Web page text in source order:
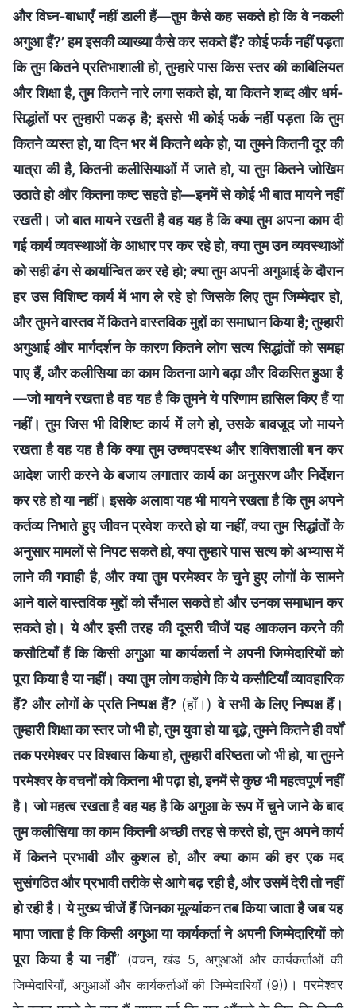
और विघ्न-बाधाएँ नहीं डाली हैं—तुम कैसे कह सकते हो कि वे नकली
अगुआ हैं?’ हम इसकी व्याख्या कैसे कर सकते हैं? कोई फर्क नहीं पड़ता
कि तुम कितने प्रतिभाशाली हो, तुम्हारे पास किस स्तर की काबिलियत
और शिक्षा है, तुम कितने नारे लगा सकते हो, या कितने शब्द और धर्म-
सिद्धांतों पर तुम्हारी पकड़ है; इससे भी कोई फर्क नहीं पड़ता कि तुम
कितने व्यस्त हो, या दिन भर में कितने थके हो, या तुमने कितनी दूर की
यात्रा की है, कितनी कलीसियाओं में जाते हो, या तुम कितने जोखिम
उठाते हो और कितना कष्ट सहते हो—इनमें से कोई भी बात मायने नहीं
रखती। जो बात मायने रखती है वह यह है कि क्या तुम अपना काम दी
गई कार्य व्यवस्थाओं के आधार पर कर रहे हो, क्या तुम उन व्यवस्थाओं
को सही ढंग से कार्यान्वित कर रहे हो; क्या तुम अपनी अगुआई के दौरान
हर उस विशिष्ट कार्य में भाग ले रहे हो जिसके लिए तुम जिम्मेदार हो,
और तुमने वास्तव में कितने वास्तविक मुद्दों का समाधान किया है; तुम्हारी
अगुआई और मार्गदर्शन के कारण कितने लोग सत्य सिद्धांतों को समझ
पाए हैं, और कलीसिया का काम कितना आगे बढ़ा और विकसित हुआ है
—जो मायने रखता है वह यह है कि तुमने ये परिणाम हासिल किए हैं या
नहीं। तुम जिस भी विशिष्ट कार्य में लगे हो, उसके बावजूद जो मायने
रखता है वह यह है कि क्या तुम उच्चपदस्थ और शक्तिशाली बन कर
आदेश जारी करने के बजाय लगातार कार्य का अनुसरण और निर्देशन
कर रहे हो या नहीं। इसके अलावा यह भी मायने रखता है कि तुम अपने
कर्तव्य निभाते हुए जीवन प्रवेश करते हो या नहीं, क्या तुम सिद्धांतों के
अनुसार मामलों से निपट सकते हो, क्या तुम्हारे पास सत्य को अभ्यास में
लाने की गवाही है, और क्या तुम परमेश्वर के चुने हुए लोगों के सामने
आने वाले वास्तविक मुद्दों को सँभाल सकते हो और उनका समाधान कर
सकते हो। ये और इसी तरह की दूसरी चीजें यह आकलन करने की
कसौटियाँ हैं कि किसी अगुआ या कार्यकर्ता ने अपनी जिम्मेदारियों को
पूरा किया है या नहीं। क्या तुम लोग कहोगे कि ये कसौटियाँ व्यावहारिक
हैं? और लोगों के प्रति निष्पक्ष हैं?(हाँ।)वे सभी के लिए निष्पक्ष हैं।
तुम्हारी शिक्षा का स्तर जो भी हो, तुम युवा हो या बूढ़े, तुमने कितने ही वर्षों
तक परमेश्वर पर विश्वास किया हो, तुम्हारी वरिष्ठता जो भी हो, या तुमने
परमेश्वर के वचनों को कितना भी पढ़ा हो, इनमें से कुछ भी महत्वपूर्ण नहीं
है। जो महत्व रखता है वह यह है कि अगुआ के रूप में चुने जाने के बाद
तुम कलीसिया का काम कितनी अच्छी तरह से करते हो, तुम अपने कार्य
में कितने प्रभावी और कुशल हो, और क्या काम की हर एक मद
सुसंगठित और प्रभावी तरीके से आगे बढ़ रही है, और उसमें देरी तो नहीं
हो रही है। ये मुख्य चीजें हैं जिनका मूल्यांकन तब किया जाता है जब यह
मापा जाता है कि किसी अगुआ या कार्यकर्ता ने अपनी जिम्मेदारियों को
पूरा किया है या नहीं” (वचन, खंड 5, अगुआओं और कार्यकर्ताओं की
जिम्मेदारियाँ, अगुआओं और कार्यकर्ताओं की जिम्मेदारियाँ (9)) । परमेश्वर